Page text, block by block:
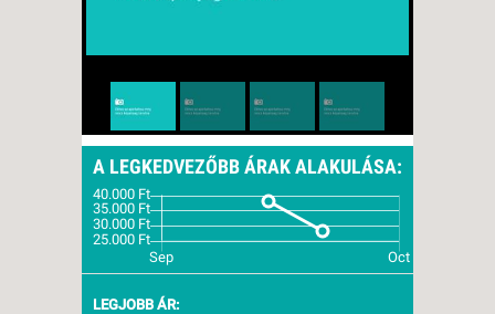
A LEGKEDVEZŐBB ÁRAK ALAKULÁSA:
LEGJOBB ÁR: